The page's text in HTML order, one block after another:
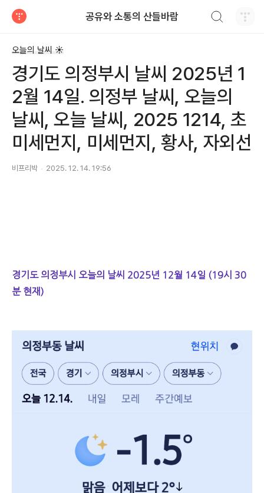
공유와 소통의 산들바람
오늘의 날씨 ☀
경기도 의정부시 날씨 2025년 1
2월 14일. 의정부 날씨, 오늘의
날씨, 오늘 날씨, 2025 1214, 초
미세먼지, 미세먼지, 황사, 자외선
비프리박 2025. 12. 14. 19:56
경기도 의정부시 오늘의 날씨 2025년 12월 14일 (19시 30
분 현재)